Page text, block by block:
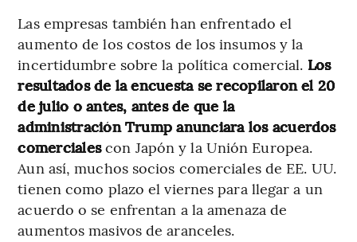
Las empresas también han enfrentado el
aumento de los costos de los insumos y la
incertidumbre sobre la política comercial. Los
resultados de la encuesta se recopilaron el 20
de julio o antes, antes de que la
administración Trump anunciara los acuerdos
comercialescon Japón y la Unión Europea.
Aun así, muchos socios comerciales de EE. UU.
tienen como plazo el viernes para llegar a un
acuerdo o se enfrentan a la amenaza de
aumentos masivos de aranceles.